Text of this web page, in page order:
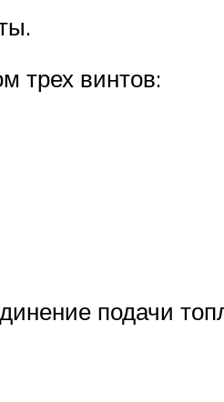
трех винтов:
подачи